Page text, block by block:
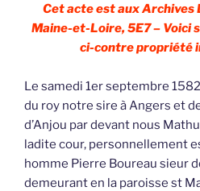
Cet acte est aux Archives
Maine-et-Loire, 5E7 – Voici
ci-contre propriété
Le samedi 1er septembre
du roy notre sire à Angers et
d’Anjou par devant nous
ladite cour, personnellement
homme Pierre Boureau sieur
demeurant en la paroisse st